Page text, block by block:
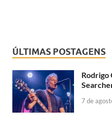
ÚLTIMAS POSTAGENS
Rodrigo
7 de